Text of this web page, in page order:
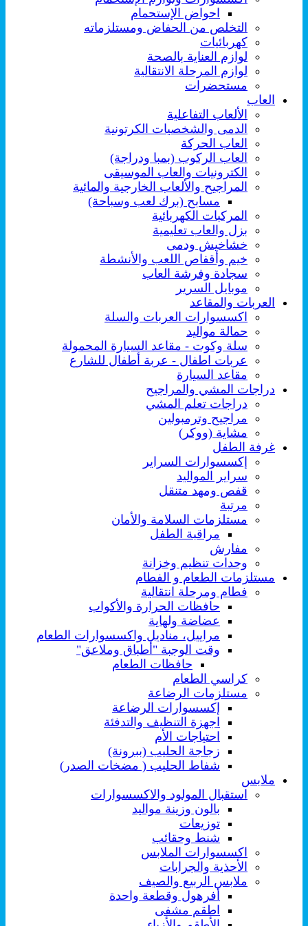
احواض الإستحمام
التخلص من الحفاض ومستلزماته
كهربائيات
لوازم العناية بالصحة
لوازم المرحلة الانتقالية
مستحضرات
العاب
الألعاب التفاعلية
الدمى والشخصيات الكرتونية
العاب الحركة
العاب الركوب (بمبا ودراجة)
الكترونيات والعاب الموسيقى
المراجيح والألعاب الخارجية والمائية
مسابح (برك لعب وسباحة)
المركبات الكهربائية
بزل والعاب تعليمية
خشاخيش ودمى
خيم وأقفاص اللعب والأنشطة
سجادة وفرشة العاب
موبايل السرير
العربات والمقاعد
اكسسوارات العربات والسلة
حمالة مواليد
سلة وكوت - مقاعد السيارة المحمولة
عربات اطفال - عربة أطفال للشارع
مقاعد السيارة
دراجات المشي والمراجيح
دراجات تعلم المشي
مراجيح وترمبولين
مشاية (ووكر)
غرفة الطفل
إكسسوارات السراير
سراير المواليد
قفص ومهد متنقل
مرتبة
مستلزمات السلامة والأمان
مراقبة الطفل
مفارش
وحدات تنظيم وخزانة
مستلزمات الطعام و الفطام
فطام ومرحلة انتقالية
حافظات الحرارة والأكواب
عضاضة ولهاية
مراييل، مناديل واكسسوارات الطعام
وقت الوجبة "أطباق وملاعق"
حافظات الطعام
كراسي الطعام
مستلزمات الرضاعة
إكسسوارات الرضاعة
اجهزة التنظيف والتدفئة
احتياجات الأم
زجاجة الحليب (ببرونة)
شفاط الحليب ( مضخات الصدر)
ملابس
استقبال المولود والاكسسوارات
بالون وزينة مواليد
توزيعات
شنط وحقائب
اكسسوارات الملابس
الأحذية والجرابات
ملابس الربيع والصيف
أفرهول وقطعة واحدة
اطقم مشفى